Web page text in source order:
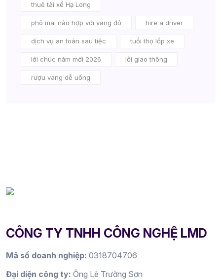
thuê tài xế Hạ Long
phô mai nào hợp với vang đỏ hire a driver
dịch vụ an toàn sau tiệc tuổi thọ lốp xe
lời chúc năm mới 2026 lỗi giao thông
rượu vang dễ uống
CÔNG TY TNHH CÔNG NGHỆ LMD
Mã số doanh nghiệp: 0318704706
Đại diện công ty: Ông Lê Trường Sơn